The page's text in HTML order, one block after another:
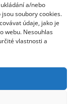
a/nebo
soubory cookies.
údaje, jako je
webu. Nesouhlas
vlastnosti a